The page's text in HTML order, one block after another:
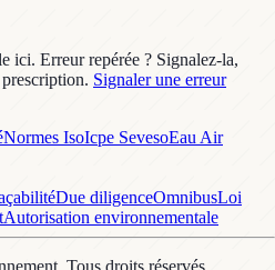
ici. Erreur repérée ? Signalez-la,
Signaler une erreur
Normes IsoIcpe SevesoEau Air
Due diligenceOmnibusLoi
Autorisation environnementale
. Tous droits réservés.